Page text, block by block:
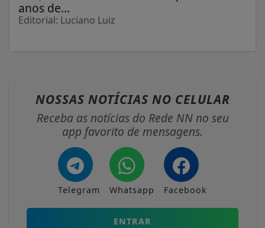
anos de...
Editorial: Luciano Luiz
NOSSAS NOTÍCIAS NO CELULAR
Receba as notícias do Rede NN no seu
app favorito de mensagens.
Telegram Whatsapp Facebook
ENTRAR